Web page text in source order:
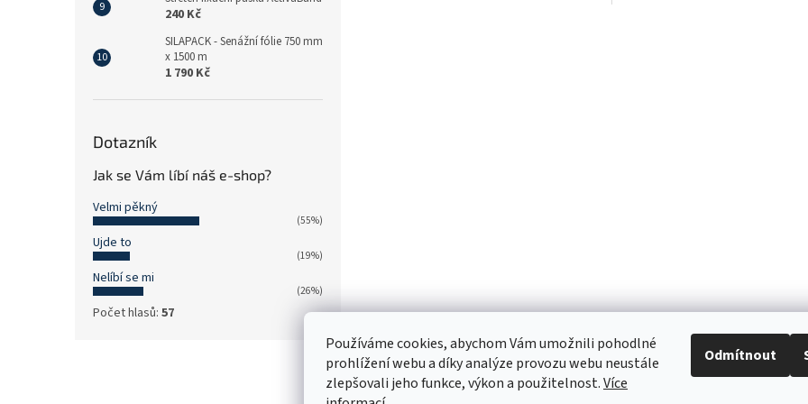
Používáme cookies, abychom Vám umožnili pohodlné
prohlížení webu a díky analýze provozu webu neustále
zlepšovali jeho funkce, výkon a použitelnost.Více
Odmítnout
240 Kč
SILAPACK - Senážní fólie 750 mm
x 1500 m
1 790 Kč
Dotazník
Jak se Vám líbí náš e-shop?
Velmi pěkný
(55%)
Ujde to
(19%)
Nelíbí se mi
(26%)
Počet hlasů: 57
i
u
Obaly